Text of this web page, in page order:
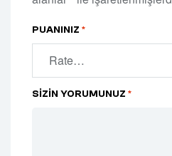
PUANINIZ *
SIZIN YORUMUNUZ *